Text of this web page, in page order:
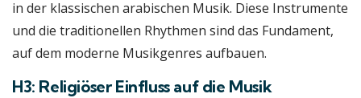
in der klassischen arabischen Musik. Diese Instrumente
und die traditionellen Rhythmen sind das Fundament,
auf dem moderne Musikgenres aufbauen.
H3: Religiöser Einfluss auf die Musik